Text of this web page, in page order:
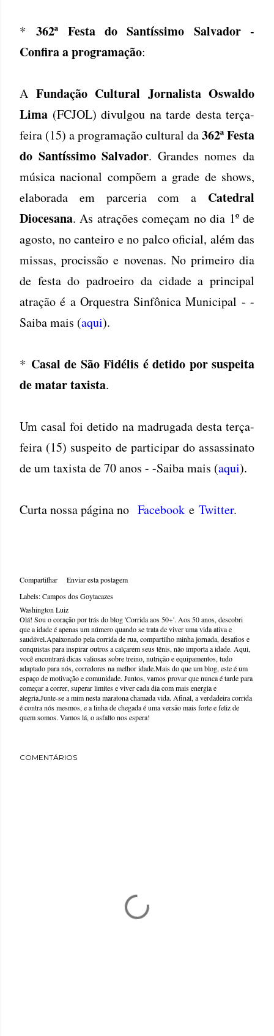
*362ª Festa do Santíssimo Salvador -
Confira a programação:
A Fundação Cultural Jornalista Oswaldo
Lima (FCJOL) divulgou na tarde desta terça-
feira (15) a programação cultural da362ª Festa
do Santíssimo Salvador. Grandes nomes da
música nacional compõem a grade de shows,
elaborada em parceria com a Catedral
Diocesana. As atrações começam no dia 1º de
agosto, no canteiro e no palco oficial, além das
missas, procissão e novenas. No primeiro dia
de festa do padroeiro da cidade a principal
atração é a Orquestra Sinfônica Municipal - -
Saiba mais (aqui).
* Casal de São Fidélis é detido por suspeita
de matar taxista.
Um casal foi detido na madrugada desta terça-
feira (15) suspeito de participar do assassinato
de um taxista de 70 anos - -Saiba mais (aqui).
Curta nossa página no Facebook e Twitter.
Compartilhar
Enviar esta postagem
Labels:Campos dos Goytacazes
Washington Luiz
Olá! Sou o coração por trás do blog 'Corrida aos 50+'. Aos 50 anos, descobri
que a idade é apenas um número quando se trata de viver uma vida ativa e
saudável.Apaixonado pela corrida de rua, compartilho minha jornada, desafios e
conquistas para inspirar outros a calçarem seus tênis, não importa a idade. Aqui,
você encontrará dicas valiosas sobre treino, nutrição e equipamentos, tudo
adaptado para nós, corredores na melhor idade.Mais do que um blog, este é um
espaço de motivação e comunidade. Juntos, vamos provar que nunca é tarde para
começar a correr, superar limites e viver cada dia com mais energia e
alegria.Junte-se a mim nesta maratona chamada vida. Afinal, a verdadeira corrida
é contra nós mesmos, e a linha de chegada é uma versão mais forte e feliz de
quem somos. Vamos lá, o asfalto nos espera!
COMENTÁRIOS